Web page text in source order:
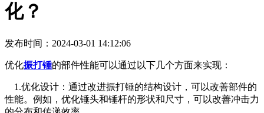
化？
发布时间：2024-03-01 14:12:06
优化振打锤的部件性能可以通过以下几个方面来实现：
1.优化设计：通过改进振打锤的结构设计，可以改善部件的
性能。例如，优化锤头和锤杆的形状和尺寸，可以改善冲击力